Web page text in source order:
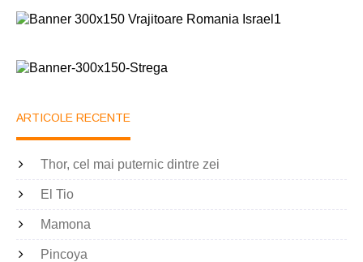
ARTICOLE RECENTE
Thor, cel mai puternic dintre zei
El Tio
Mamona
Pincoya